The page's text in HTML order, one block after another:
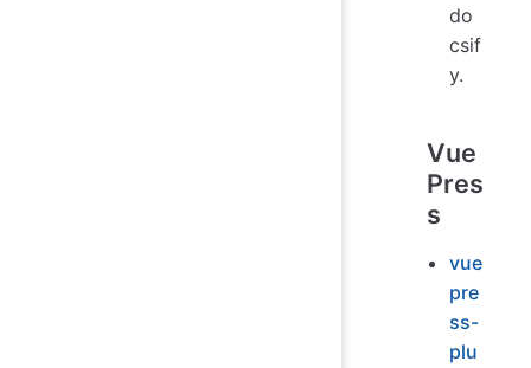
do
csif
y.
Vue
Pres
s
vue
pre
ss-
plu